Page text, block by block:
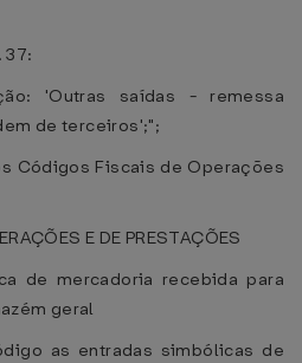
37:
'Outras saídas - remessa
de terceiros';";
Códigos Fiscais de Operações
E DE PRESTAÇÕES
de mercadoria recebida para
geral
as entradas simbólicas de